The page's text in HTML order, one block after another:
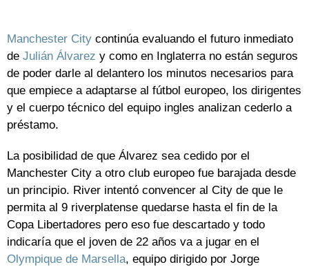
Manchester City continúa evaluando el futuro inmediato
de Julián Álvarez y como en Inglaterra no están seguros
de poder darle al delantero los minutos necesarios para
que empiece a adaptarse al fútbol europeo, los dirigentes
y el cuerpo técnico del equipo ingles analizan cederlo a
préstamo.
La posibilidad de que Álvarez sea cedido por el
Manchester City a otro club europeo fue barajada desde
un principio. River intentó convencer al City de que le
permita al 9 riverplatense quedarse hasta el fin de la
Copa Libertadores pero eso fue descartado y todo
indicaría que el joven de 22 años va a jugar en el
Olympique de Marsella, equipo dirigido por Jorge